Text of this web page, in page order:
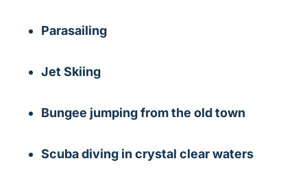
Parasailing
Jet Skiing
Bungee jumping from the old town
Scuba diving in crystal clear waters